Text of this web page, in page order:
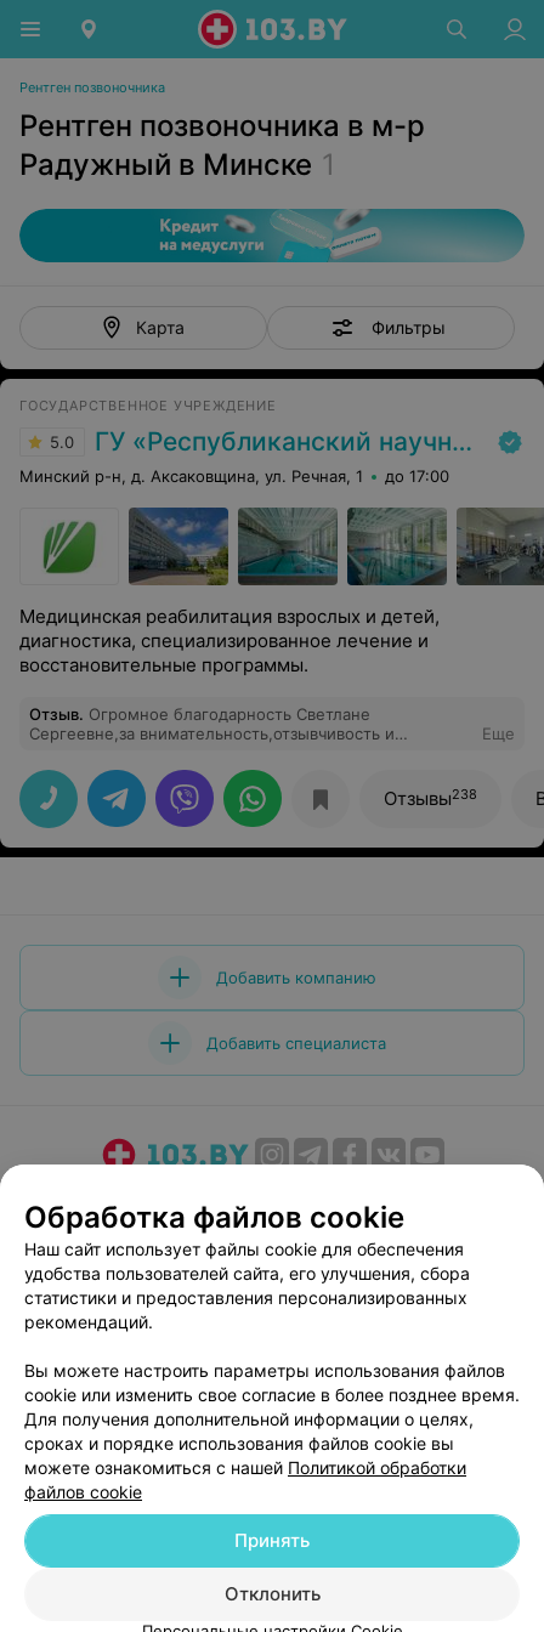
Рентген позвоночника
Рентген позвоночника в м-р
Радужный в Минске 1
Карта Фильтры
ГОСУДАРСТВЕННОЕ УЧРЕЖДЕНИЕ
5.0 ГУ «Республиканский научно-практический центр медицинской экспертизы и реабилитаци»
Минский р-н, д. Аксаковщина, ул. Речная, 1 до 17:00
Медицинская реабилитация взрослых и детей,
диагностика, специализированное лечение и
восстановительные программы.
Отзыв. Огромное благодарность Светлане
Сергеевне,за внимательность,отзывчивость и
постоянный пациент.
Еще
Отзывы238
Добавить компанию
Добавить специалиста
Медицинский маркетинг
Публичный договор
Пользовательское соглашение
Способы оплаты
Вакансии
Партнеры
Написать руководителю 103.by
Персональные настройки cookie
Обработка персональных данных
© 2026 ООО «Артокс Лаб», УНП 191700409| 220012, Республика Беларусь,
г. Минск, улица Толбухина, 2, пом. 16 | help@103.by
Обработка файлов cookie
Наш сайт использует файлы cookie для обеспечения
удобства пользователей сайта, его улучшения, сбора
статистики и предоставления персонализированных
рекомендаций.
Вы можете настроить параметры использования файлов
cookie или изменить свое согласие в более позднее время.
Для получения дополнительной информации о целях,
сроках и порядке использования файлов cookie вы
можете ознакомиться с нашей Политикой обработки
файлов cookie
Отклонить
Принять